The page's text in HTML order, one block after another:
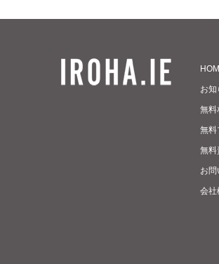
お知
無料
無料
無料
お問
会社